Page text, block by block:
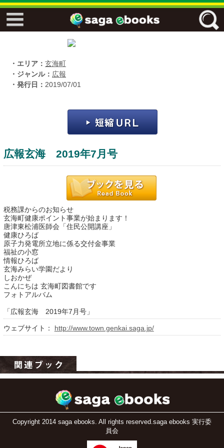
エリア
キーワード
佐賀ワード
・エリア： 玄海町
・ジャンル： 広報
・発行日： 2019/07/01
広報玄海 2019年7月号
税務課からのお知らせ
玄海町健康ポイント事業が始まります！
唐津東松浦医師会「住民公開講座」
健康ひろば
原子力発電所立地に係る交付金事業
福祉の小窓
情報ひろば
玄海みらい学園だより
しおかぜ
こんにちは 玄海町図書館です
フォトアルバム
「広報玄海 2019年7月号」
ウェブサイト： http://www.town.genkai.saga.jp/
Copyright 2014 saga ebooks. All rights reserved.saga ebooks 実行委
員会
↓↓ ebooks専用本棚 ↓↓
運営：福博印刷
運営会社
サイトマップ